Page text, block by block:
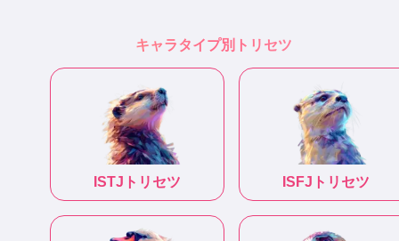
キャラタイプ別トリセツ
ISTJ トリセツ ISFJ トリセツ